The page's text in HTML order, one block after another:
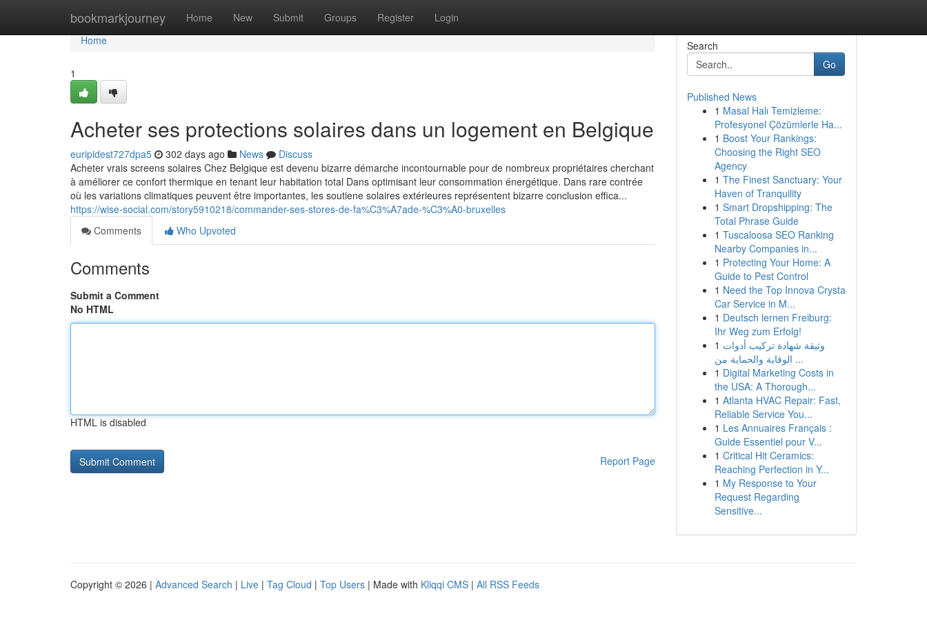
bookmarkjourney Home New Submit Groups Register Login
Home
Home
1
Acheter ses protections solaires dans un logement en Belgique
euripidest727dpa5 302 days ago News
Discuss
Acheter vrais screens solaires Chez Belgique est devenu bizarre démarche incontournable pour de nombreux propriétaires cherchant
à améliorer ce confort thermique en tenant leur habitation total Dans optimisant leur consommation énergétique. Dans rare contrée
où les variations climatiques peuvent être importantes, les soutiene solaires extérieures représentent bizarre conclusion effica...
https://wise-social.com/story5910218/commander-ses-stores-de-fa%C3%A7ade-%C3%A0-bruxelles
Comments
Who Upvoted
Comments
Submit a Comment
No HTML
HTML is disabled
Report Page
Search
Go
Published News
1 Masal Halı Temizleme:
Profesyonel Çözümlerle Ha...
1 Boost Your Rankings:
Choosing the Right SEO
Agency
1 The Finest Sanctuary: Your
Haven of Tranquility
1 Smart Dropshipping: The
Total Phrase Guide
1 Tuscaloosa SEO Ranking
Nearby Companies in...
1 Protecting Your Home: A
Guide to Pest Control
1 Need the Top Innova Crysta
Car Service in M...
1 Deutsch lernen Freiburg:
Ihr Weg zum Erfolg!
1 وثيقة شهادة تركيب أدوات
الوقاية والحماية من ...
1 Digital Marketing Costs in
the USA: A Thorough...
1 Atlanta HVAC Repair: Fast,
Reliable Service You...
1 Les Annuaires Français :
Guide Essentiel pour V...
1 Critical Hit Ceramics:
Reaching Perfection in Y...
1 My Response to Your
Request Regarding
Sensitive...
Copyright © 2026 | Advanced Search | Live | Tag Cloud | Top Users | Made with Kliqqi CMS | All RSS Feeds